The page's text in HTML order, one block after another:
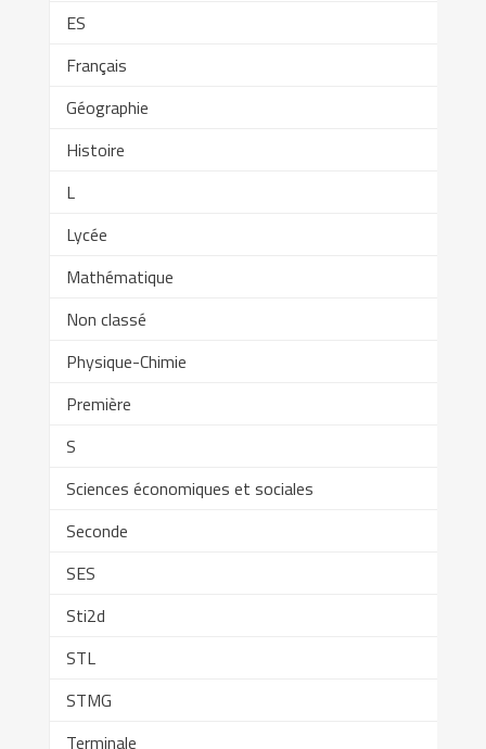
ES
Français
Géographie
Histoire
L
Lycée
Mathématique
Non classé
Physique-Chimie
Première
S
Sciences économiques et sociales
Seconde
SES
Sti2d
STL
STMG
Terminale